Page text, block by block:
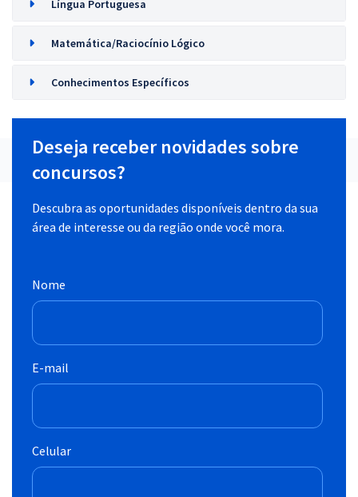
Língua Portuguesa
Matemática/Raciocínio Lógico
Conhecimentos Específicos
Deseja receber novidades sobre
concursos?
Descubra as oportunidades disponíveis dentro da sua
área de interesse ou da região onde você mora.
Nome
E-mail
Celular